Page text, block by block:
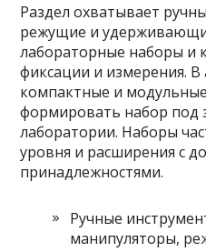
Раздел охватывает
режущие и
лабораторные наборы и
фиксации и измерения. В
компактные и
формировать набор под
лаборатории. Наборы
уровня и расширения с
принадлежностями.
Ручные
манипуляторы,